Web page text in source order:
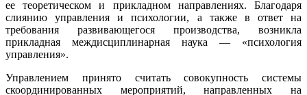
ее теоретическом и прикладном направлениях. Благодаря
слиянию управления и психологии, а также в ответ на
требования развивающегося производства, возникла
прикладная междисциплинарная наука — «психология
управления».
Управлением принято считать совокупность системы
скоординированных мероприятий, направленных на